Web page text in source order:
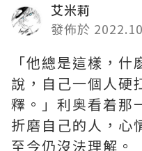
艾米莉
發佈於
「他總是這樣，
說，自己一個人硬
釋。」利奥看着那
折磨自己的人，心
至今仍沒法理解。